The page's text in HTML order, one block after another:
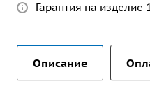
Гарантия на изделие
Описание